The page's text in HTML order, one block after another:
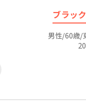
ブラッ
男性/60歳/